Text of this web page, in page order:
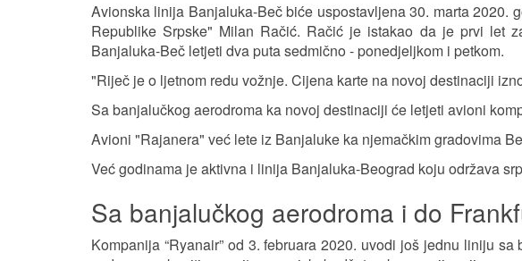
Avionska linija Banjaluka-Beč biće uspostavljena 30. marta 2020.
Republike Srpske" Milan Račić. Račić je istakao da je prvi let
Banjaluka-Beč letjeti dva puta sedmično - ponedjeljkom i petkom.
"Riječ je o ljetnom redu vožnje. Cijena karte na novoj destinaciji
Sa banjalučkog aerodroma ka novoj destinaciji će letjeti avioni
Avioni "Rajanera" već lete iz Banjaluke ka njemačkim gradovima
Već godinama je aktivna i linija Banjaluka-Beograd koju održava
Sa banjalučkog aerodroma i do
Kompanija “Ryanair” od 3. februara 2020. uvodi još jednu liniju